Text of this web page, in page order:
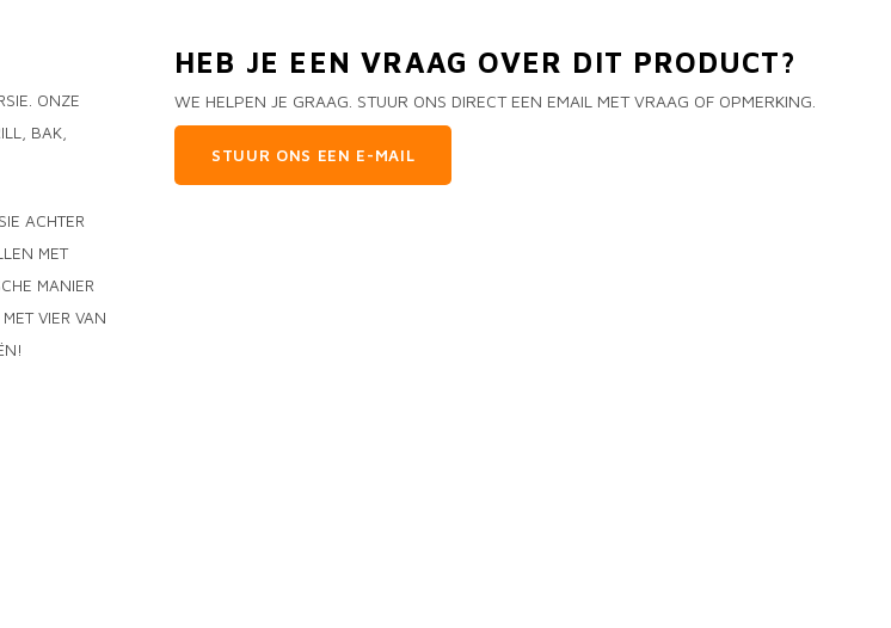
ONZE
BAK,
ACHTER
MET
MANIER
VIER VAN
HEB JE EEN VRAAG OVER DIT PRODUCT?
WE HELPEN JE GRAAG. STUUR ONS DIRECT EEN EMAIL MET VRAAG OF OPMERKING.
STUUR ONS EEN E-MAIL